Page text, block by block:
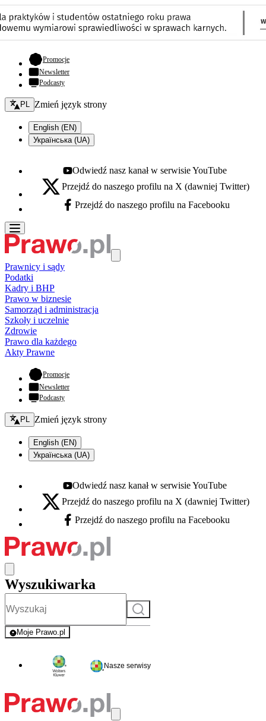
Promocje- otwiera się w nowej karcie
Newsletter
Podcasty
Zmień język - bieżący:
PL Zmień język strony
English (EN)
Українська (UA)
Youtube - otwiera się w nowej karcie
Odwiedź nasz kanał w serwisie YouTube
X - otwiera się w nowej karcie
Przejdź do naszego profilu na X (dawniej Twitter)
Facebook - otwiera się w nowej karcie
Przejdź do naszego profilu na Facebooku
Prawnicy i sądy
Podatki
Kadry i BHP
Prawo w biznesie
Samorząd i administracja
Szkoły i uczelnie
Zdrowie
Prawo dla każdego
Akty Prawne
Promocje- otwiera się w nowej karcie
Newsletter
Podcasty
Zmień język - bieżący:
PL Zmień język strony
English (EN)
Українська (UA)
Youtube - otwiera się w nowej karcie
Odwiedź nasz kanał w serwisie YouTube
X - otwiera się w nowej karcie
Przejdź do naszego profilu na X (dawniej Twitter)
Facebook - otwiera się w nowej karcie
Przejdź do naszego profilu na Facebooku
Wyszukiwarka
Szukaj
Moje Prawo.pl
- rejestracja i logowanie do serwisu
Nasze serwisy